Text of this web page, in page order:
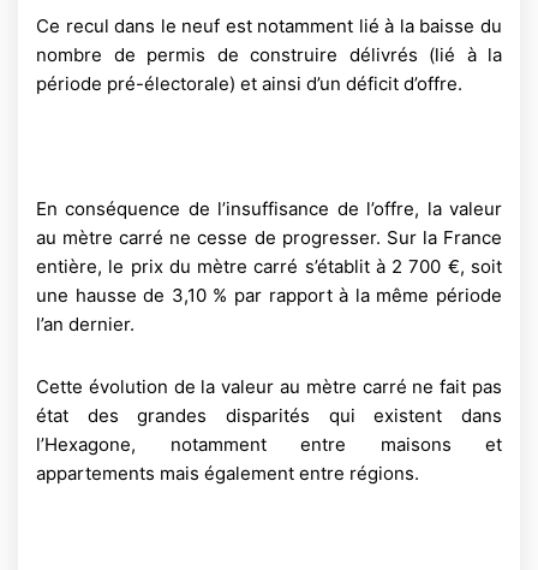
Ce recul dans le neuf est notamment lié à la baisse du
nombre de permis de construire délivrés (lié à la
période pré-électorale) et ainsi d’un déficit d’offre.
En conséquence de l’insuffisance de l’offre, la valeur
au mètre carré ne cesse de progresser. Sur la France
entière, le prix du mètre carré s’établit à 2 700 €, soit
une hausse de 3,10 % par rapport à la même période
l’an dernier.
Cette évolution de la valeur au mètre carré ne fait pas
état des grandes disparités qui existent dans
l’Hexagone, notamment entre maisons et
appartements mais également entre régions.